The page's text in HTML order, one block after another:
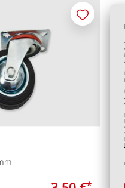
*
Merken